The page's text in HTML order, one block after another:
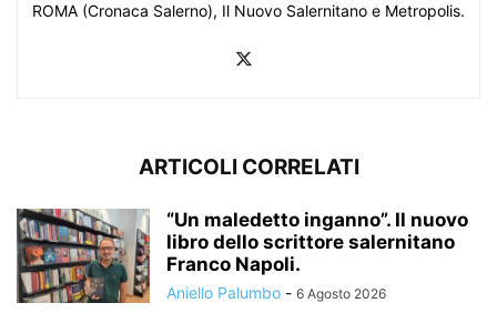
ROMA (Cronaca Salerno), Il Nuovo Salernitano e Metropolis.
ARTICOLI CORRELATI
“Un maledetto inganno”. Il nuovo
libro dello scrittore salernitano
Franco Napoli.
Aniello Palumbo - 6 Agosto 2026